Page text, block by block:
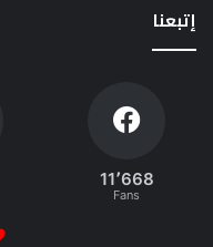
إتبعنا
11٬668
Fans